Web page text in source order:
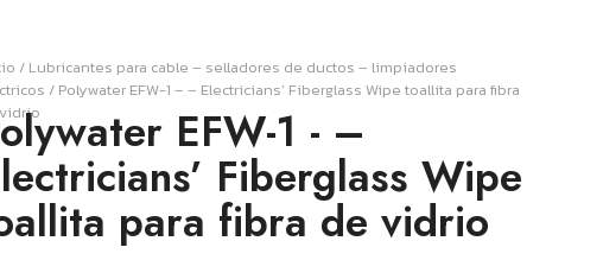
/ Lubricantes para cable – selladores de ductos – limpiadores
/ Polywater EFW-1 – – Electricians’ Fiberglass Wipe toallita para fibra
EFW-1 - –
Fiberglass Wipe
para fibra de vidrio